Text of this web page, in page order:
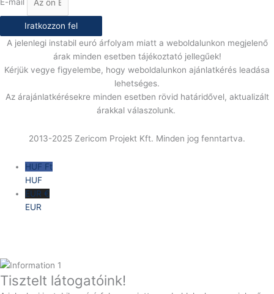
E-mail
Iratkozzon fel
A jelenlegi instabil euró árfolyam miatt a weboldalunkon megjelenő
árak minden esetben tájékoztató jellegűek!
Kérjük vegye figyelembe, hogy weboldalunkon ajánlatkérés leadása
lehetséges.
Az árajánlatkérésekre minden esetben rövid határidővel, aktualizált
árakkal válaszolunk.
2013-2025 Zericom Projekt Kft. Minden jog fenntartva.
HUF Ft
HUF
EUR €
EUR
Tisztelt látogatóink!